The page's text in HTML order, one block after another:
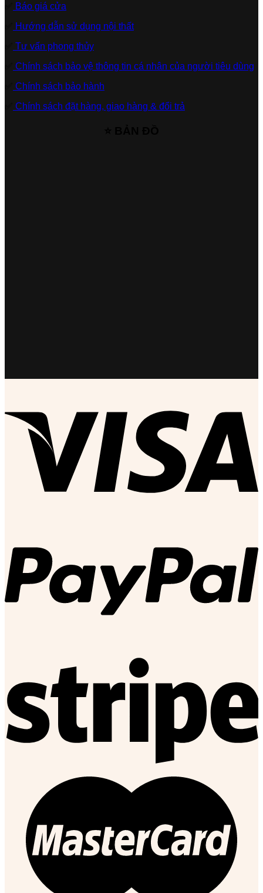
Báo giá cửa
Hướng dẫn sử dụng nội thất
Tư vấn phong thủy
Chính sách bảo vệ thông tin cá nhân của người tiêu dùng
Chính sách bảo hành
Chính sách đặt hàng, giao hàng & đổi trả